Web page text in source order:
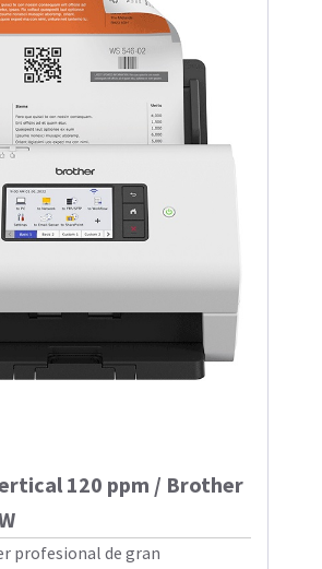
120 ppm / Brother
profesional de gran